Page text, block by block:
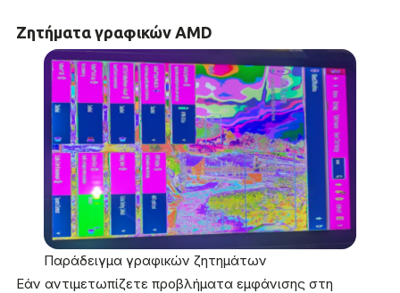
Ζητήματα γραφικών AMD
Παράδειγμα γραφικών ζητημάτων
Εάν αντιμετωπίζετε προβλήματα εμφάνισης στη